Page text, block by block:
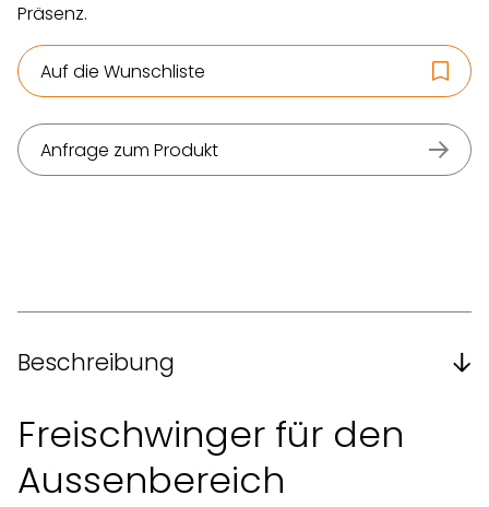
Präsenz.
Auf die Wunschliste
Anfrage zum Produkt
Beschreibung
Freischwinger für den
Aussenbereich